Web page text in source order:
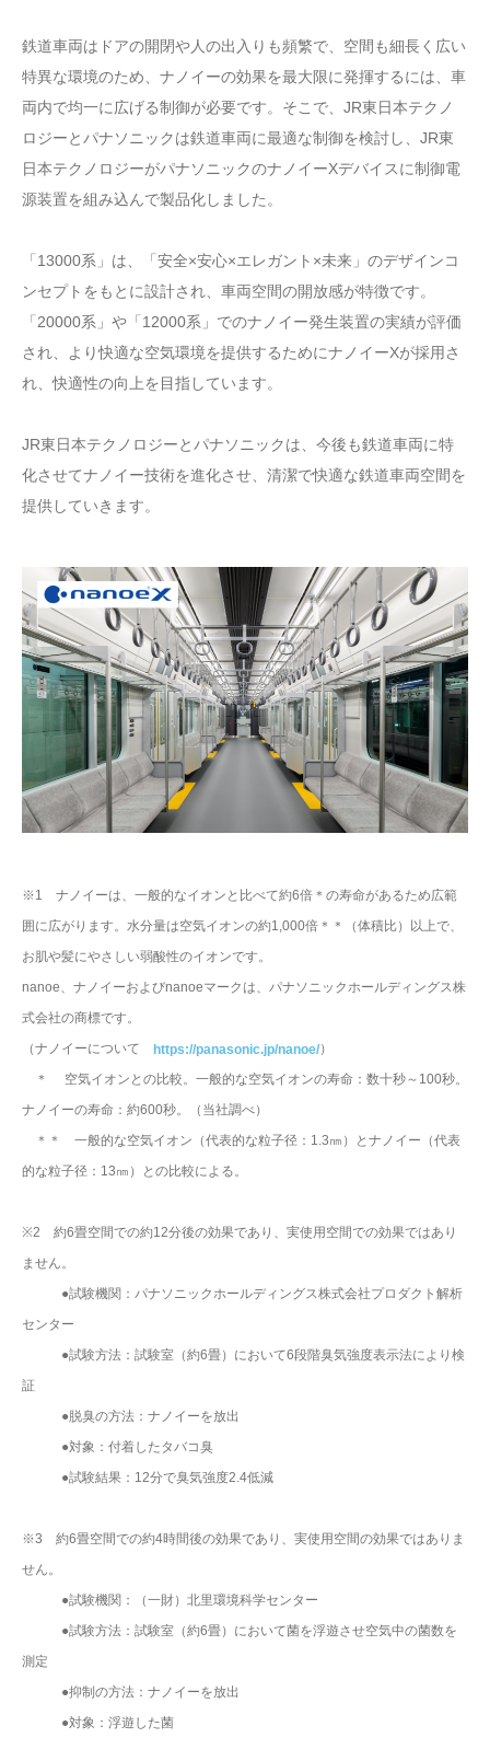
鉄道車両はドアの開閉や人の出入りも頻繁で、空間も細長く広い
特異な環境のため、ナノイーの効果を最大限に発揮するには、車
両内で均一に広げる制御が必要です。そこで、JR東日本テクノ
ロジーとパナソニックは鉄道車両に最適な制御を検討し、JR東
日本テクノロジーがパナソニックのナノイーXデバイスに制御電
源装置を組み込んで製品化しました。
「13000系」は、「安全×安心×エレガント×未来」のデザインコ
ンセプトをもとに設計され、車両空間の開放感が特徴です。
「20000系」や「12000系」でのナノイー発生装置の実績が評価
され、より快適な空気環境を提供するためにナノイーXが採用さ
れ、快適性の向上を目指しています。
JR東日本テクノロジーとパナソニックは、今後も鉄道車両に特
化させてナノイー技術を進化させ、清潔で快適な鉄道車両空間を
提供していきます。
※1 ナノイーは、一般的なイオンと比べて約6倍＊の寿命があるため広範
囲に広がります。水分量は空気イオンの約1,000倍＊＊（体積比）以上で、
お肌や髪にやさしい弱酸性のイオンです。
nanoe、ナノイーおよびnanoeマークは、パナソニックホールディングス株
式会社の商標です。
（ナノイーについて https://panasonic.jp/nanoe/）
＊ 空気イオンとの比較。一般的な空気イオンの寿命：数十秒～100秒。
ナノイーの寿命：約600秒。（当社調べ）
＊＊ 一般的な空気イオン（代表的な粒子径：1.3㎚）とナノイー（代表
的な粒子径：13㎚）との比較による。
※2 約6畳空間での約12分後の効果であり、実使用空間での効果ではあり
ません。
●試験機関：パナソニックホールディングス株式会社プロダクト解析
センター
●試験方法：試験室（約6畳）において6段階臭気強度表示法により検
証
●脱臭の方法：ナノイーを放出
●対象：付着したタバコ臭
●試験結果：12分で臭気強度2.4低減
※3 約6畳空間での約4時間後の効果であり、実使用空間の効果ではありま
せん。
●試験機関：（一財）北里環境科学センター
●試験方法：試験室（約6畳）において菌を浮遊させ空気中の菌数を
測定
●抑制の方法：ナノイーを放出
●対象：浮遊した菌